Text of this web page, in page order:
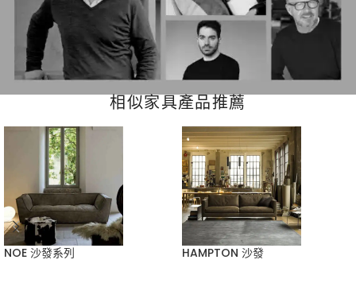
相似家具產品推薦
NOE 沙發系列 HAMPTON 沙發